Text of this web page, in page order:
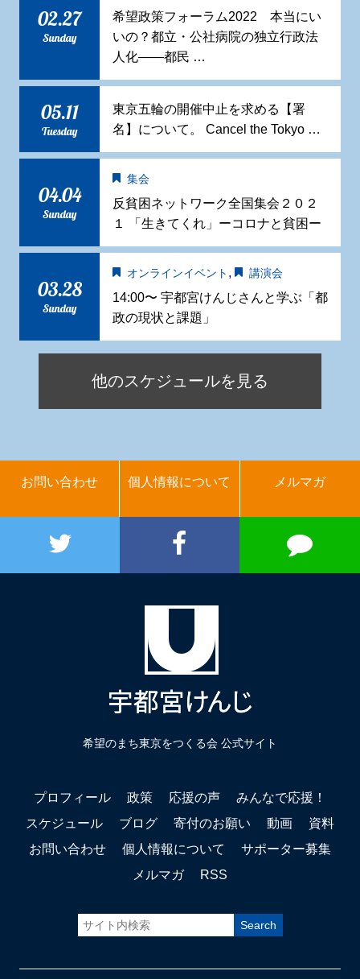
02.27
Sunday
希望政策フォーラム2022 本当にい
いの？都立・公社病院の独立行政法
人化——都民 …
05.11
Tuesday
東京五輪の開催中止を求める【署
名】について。 Cancel the Tokyo …
04.04
Sunday
集会
反貧困ネットワーク全国集会２０２
１ 「生きてくれ」ーコロナと貧困ー
03.28
Sunday
オンラインイベント , 講演会
14:00〜 宇都宮けんじさんと学ぶ「都
政の現状と課題」
他のスケジュールを見る
お問い合わせ 個人情報について メルマガ
希望のまち東京をつくる会 公式サイト
プロフィール 政策 応援の声
みんなで応援！
スケジュール
ブログ 寄付のお願い 動画
資料
お問い合わせ
個人情報について
サポーター募集
メルマガ
RSS